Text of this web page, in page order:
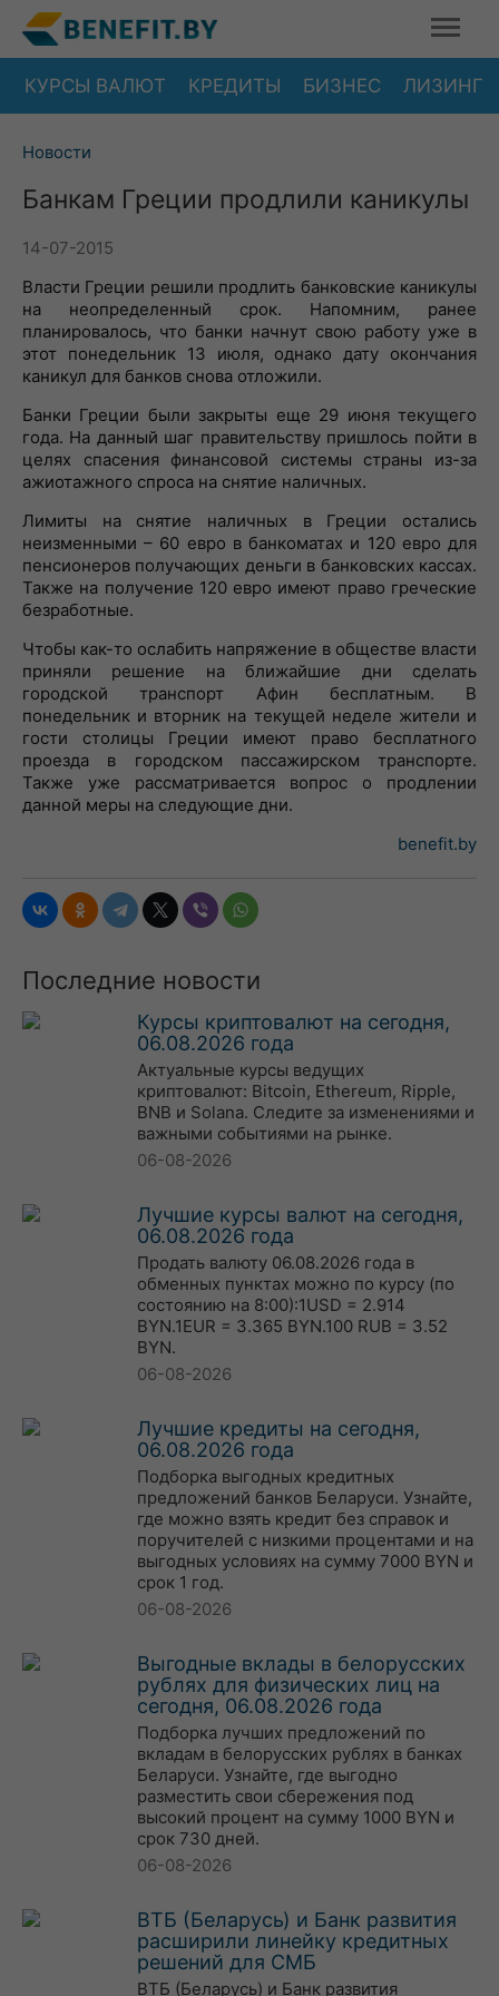
КУРСЫ ВАЛЮТ КРЕДИТЫ БИЗНЕС ЛИЗИНГ
Новости
Банкам Греции продлили каникулы
14-07-2015
Власти Греции решили продлить банковские каникулы
на неопределенный срок. Напомним, ранее
планировалось, что банки начнут свою работу уже в
этот понедельник 13 июля, однако дату окончания
каникул для банков снова отложили.
Банки Греции были закрыты еще 29 июня текущего
года. На данный шаг правительству пришлось пойти в
целях спасения финансовой системы страны из-за
ажиотажного спроса на снятие наличных.
Лимиты на снятие наличных в Греции остались
неизменными – 60 евро в банкоматах и 120 евро для
пенсионеров получающих деньги в банковских кассах.
Также на получение 120 евро имеют право греческие
безработные.
Чтобы как-то ослабить напряжение в обществе власти
приняли решение на ближайшие дни сделать
городской транспорт Афин бесплатным. В
понедельник и вторник на текущей неделе жители и
гости столицы Греции имеют право бесплатного
проезда в городском пассажирском транспорте.
Также уже рассматривается вопрос о продлении
данной меры на следующие дни.
benefit.by
Последние новости
Курсы криптовалют на сегодня,
06.08.2026 года
Актуальные курсы ведущих
криптовалют: Bitcoin, Ethereum, Ripple,
BNB и Solana. Следите за изменениями и
важными событиями на рынке.
06-08-2026
Лучшие курсы валют на сегодня,
06.08.2026 года
Продать валюту 06.08.2026 года в
обменных пунктах можно по курсу (по
состоянию на 8:00):1USD = 2.914
BYN.1EUR = 3.365 BYN.100 RUB = 3.52
BYN.
06-08-2026
Лучшие кредиты на сегодня,
06.08.2026 года
Подборка выгодных кредитных
предложений банков Беларуси. Узнайте,
где можно взять кредит без справок и
поручителей с низкими процентами и на
выгодных условиях на сумму 7000 BYN и
срок 1 год.
06-08-2026
Выгодные вклады в белорусских
рублях для физических лиц на
сегодня, 06.08.2026 года
Подборка лучших предложений по
вкладам в белорусских рублях в банках
Беларуси. Узнайте, где выгодно
разместить свои сбережения под
высокий процент на сумму 1000 BYN и
срок 730 дней.
06-08-2026
ВТБ (Беларусь) и Банк развития
расширили линейку кредитных
решений для СМБ
ВТБ (Беларусь) и Банк развития